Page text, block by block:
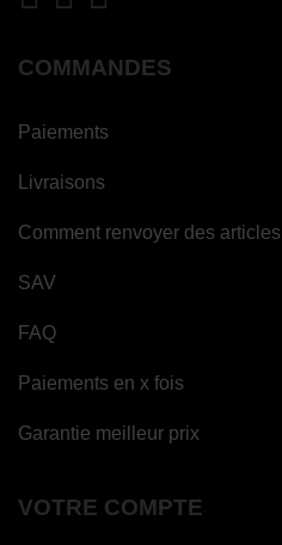
COMMANDES
Paiements
Livraisons
Comment renvoyer des articles
SAV
FAQ
Paiements en x fois
Garantie meilleur prix
VOTRE COMPTE